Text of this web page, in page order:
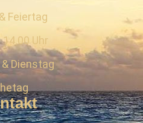
Feiertag
Uhr
Dienstag